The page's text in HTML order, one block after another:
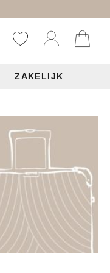
ZAKELIJK